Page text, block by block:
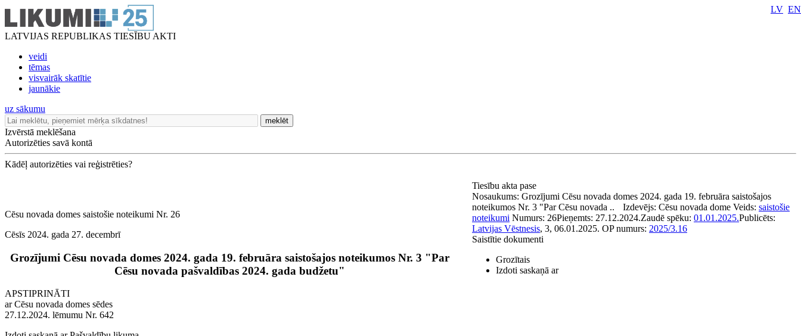
LATVIJAS REPUBLIKAS TIESĪBU AKTI
veidi
tēmas
visvairāk skatītie
jaunākie
LV EN
uz sākumu
meklēt
Izvērstā meklēšana
Autorizēties savā kontā
Kādēļ autorizēties vai reģistrēties?
Cēsu novada domes saistošie noteikumi Nr. 26
Cēsīs 2024. gada 27. decembrī
Grozījumi Cēsu novada domes 2024. gada 19. februāra saistošajos noteikumos Nr. 3 "Par
Cēsu novada pašvaldības 2024. gada budžetu"
APSTIPRINĀTI
ar Cēsu novada domes sēdes
27.12.2024. lēmumu Nr. 642
Tiesību akta pase
Nosaukums: Grozījumi Cēsu novada domes 2024. gada 19. februāra saistošajos
noteikumos Nr. 3 "Par Cēsu novada ..
Izdevējs: Cēsu novada dome Veids: saistošie
noteikumi Numurs: 26Pieņemts: 27.12.2024.Zaudē spēku: 01.01.2025.Publicēts:
Latvijas Vēstnesis, 3, 06.01.2025. OP numurs: 2025/3.16
Saistītie dokumenti
Grozītais
Izdoti saskaņā ar